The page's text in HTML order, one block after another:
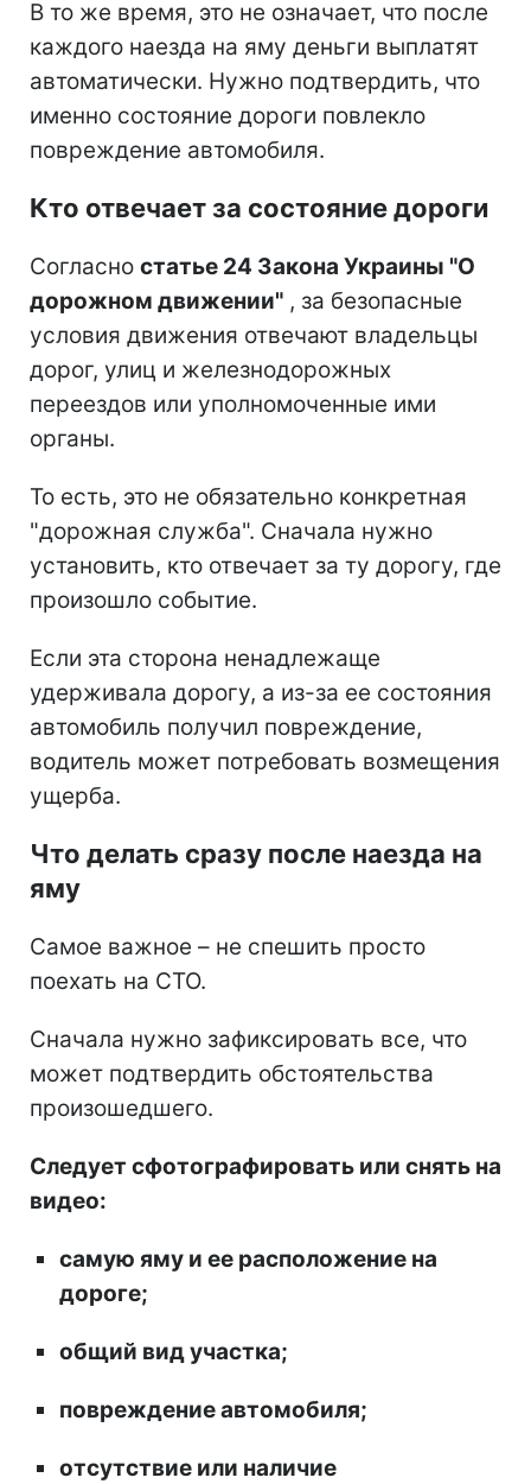
В то же время, это не означает, что после
каждого наезда на яму деньги выплатят
автоматически. Нужно подтвердить, что
именно состояние дороги повлекло
повреждение автомобиля.
Кто отвечает за состояние дороги
Согласно статье 24 Закона Украины "О
дорожном движении" , за безопасные
условия движения отвечают владельцы
дорог, улиц и железнодорожных
переездов или уполномоченные ими
органы.
То есть, это не обязательно конкретная
"дорожная служба". Сначала нужно
установить, кто отвечает за ту дорогу, где
произошло событие.
Если эта сторона ненадлежаще
удерживала дорогу, а из-за ее состояния
автомобиль получил повреждение,
водитель может потребовать возмещения
ущерба.
Что делать сразу после наезда на
яму
Самое важное – не спешить просто
поехать на СТО.
Сначала нужно зафиксировать все, что
может подтвердить обстоятельства
произошедшего.
Следует сфотографировать или снять на
видео:
самую яму и ее расположение на
дороге;
общий вид участка;
повреждение автомобиля;
отсутствие или наличие